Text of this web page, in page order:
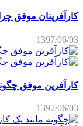
کارآفرینان موفق
1397/06/03
کارآفرین موفق
1397/06/03